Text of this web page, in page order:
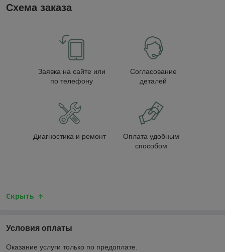
Схема заказа
Заявка на сайте или
по телефону
Согласование
деталей
Диагностика и ремонт
Оплата удобным
способом
Скрыть
Условия оплаты
Оказание услуги только по предоплате.